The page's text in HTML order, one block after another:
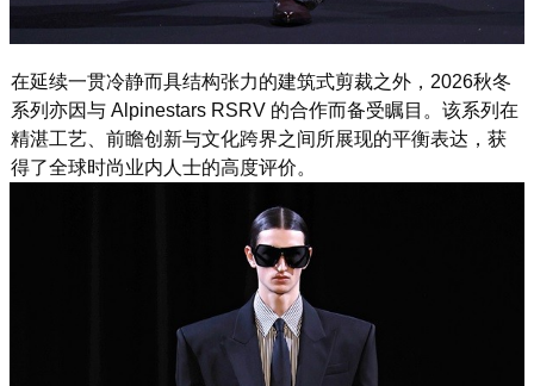
在延续一贯冷静而具结构张力的建筑式剪裁之外，2026秋冬
系列亦因与 Alpinestars RSRV 的合作而备受瞩目。该系列在
精湛工艺、前瞻创新与文化跨界之间所展现的平衡表达，获
得了全球时尚业内人士的高度评价。